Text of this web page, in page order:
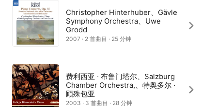
Christopher Hinterhuber、Gävle
Symphony Orchestra、Uwe
Grodd
2007 · 2 首曲目 · 25 分钟
费利西亚 · 布鲁门塔尔、Salzburg
Chamber Orchestra,、特奥多尔 ·
顾殊包亚
2003 · 3 首曲目 · 28 分钟